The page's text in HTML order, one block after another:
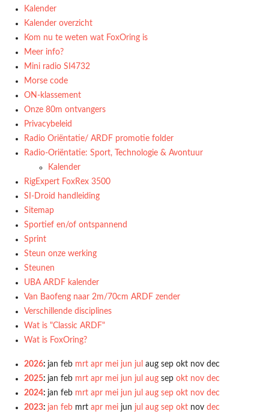
Kalender
Kalender overzicht
Kom nu te weten wat FoxOring is
Meer info?
Mini radio SI4732
Morse code
ON-klassement
Onze 80m ontvangers
Privacybeleid
Radio Oriëntatie/ ARDF promotie folder
Radio‑Oriëntatie: Sport, Technologie & Avontuur
Kalender
RigExpert FoxRex 3500
SI-Droid handleiding
Sitemap
Sportief en/of ontspannend
Sprint
Steun onze werking
Steunen
UBA ARDF kalender
Van Baofeng naar 2m/70cm ARDF zender
Verschillende disciplines
Wat is "Classic ARDF"
Wat is FoxOring?
2026: jan feb mrt apr mei jun jul aug sep okt nov dec
2025: jan feb mrt apr mei jun jul aug sep okt nov dec
2024: jan feb mrt apr mei jun jul aug sep okt nov dec
2023: jan feb mrt apr mei jun jul aug sep okt nov dec